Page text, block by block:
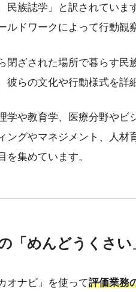
民族誌学」と訳されてい
ルドワークによって行動観
閉ざされた場所で暮らす
彼らの文化や行動様式を詳
学や教育学、医療分野や
ングやマネジメント、人
を集めています。
の「めんどうくさ
オナビ」を使って評価業務